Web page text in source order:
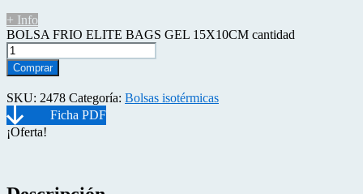
+ Info
BOLSA FRIO ELITE BAGS GEL 15X10CM cantidad
Comprar
SKU: 2478 Categoría: Bolsas isotérmicas
¡Oferta!